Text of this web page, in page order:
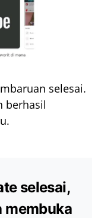
selesai.
berhasil
selesai,
membuka